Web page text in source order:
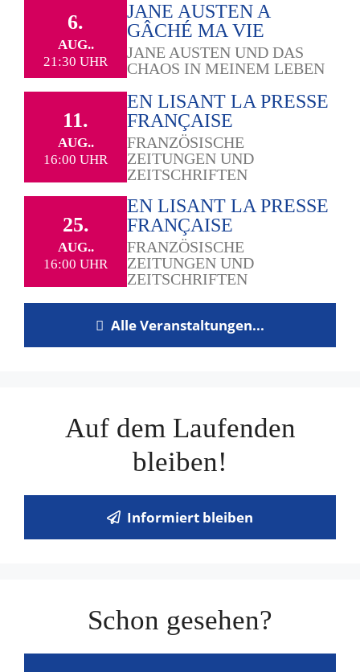
6.
AUG..
21:30 UHR
JANE AUSTEN A
GÂCHÉ MA VIE
JANE AUSTEN UND DAS
CHAOS IN MEINEM LEBEN
11.
AUG..
16:00 UHR
EN LISANT LA PRESSE
FRANÇAISE
FRANZÖSISCHE
ZEITUNGEN UND
ZEITSCHRIFTEN
25.
AUG..
16:00 UHR
EN LISANT LA PRESSE
FRANÇAISE
FRANZÖSISCHE
ZEITUNGEN UND
ZEITSCHRIFTEN
Alle Veranstaltungen...
Auf dem Laufenden
bleiben!
Informiert bleiben
Schon gesehen?